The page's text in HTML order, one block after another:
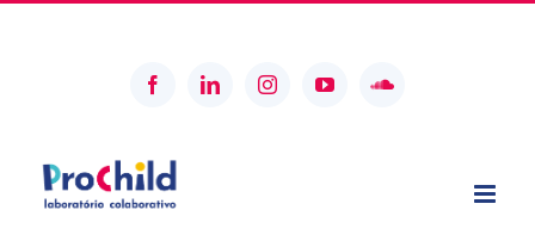
FacebookLinkedInInstagramYouTubeSoundCloud